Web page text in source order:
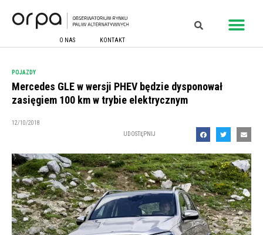
O NAS KONTAKT
POJAZDY
Mercedes GLE w wersji PHEV będzie dysponował
zasięgiem 100 km w trybie elektrycznym
12/10/2018
UDOSTĘPNIJ